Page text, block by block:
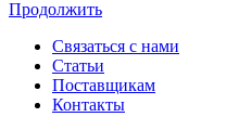
Продолжить
Связаться с нами
Статьи
Поставщикам
Контакты